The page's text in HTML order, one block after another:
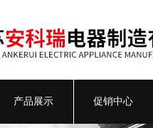
产品展示 促销中心